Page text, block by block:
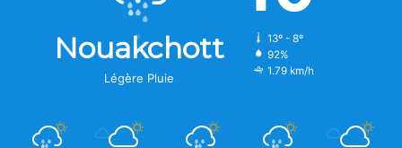
Nouakchott
Légère Pluie
13º - 8º
92%
1.79 km/h